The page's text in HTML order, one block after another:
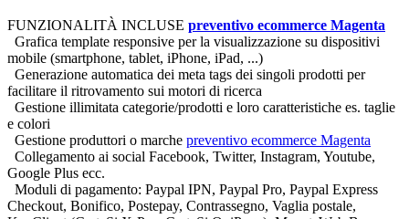
FUNZIONALITÀ INCLUSE preventivo ecommerce Magenta
Grafica template responsive per la visualizzazione su dispositivi
mobile (smartphone, tablet, iPhone, iPad, ...)
Generazione automatica dei meta tags dei singoli prodotti per
facilitare il ritrovamento sui motori di ricerca
Gestione illimitata categorie/prodotti e loro caratteristiche es. taglie
e colori
Gestione produttori o marche preventivo ecommerce Magenta
Collegamento ai social Facebook, Twitter, Instagram, Youtube,
Google Plus ecc.
Moduli di pagamento: Paypal IPN, Paypal Pro, Paypal Express
Checkout, Bonifico, Postepay, Contrassegno, Vaglia postale,